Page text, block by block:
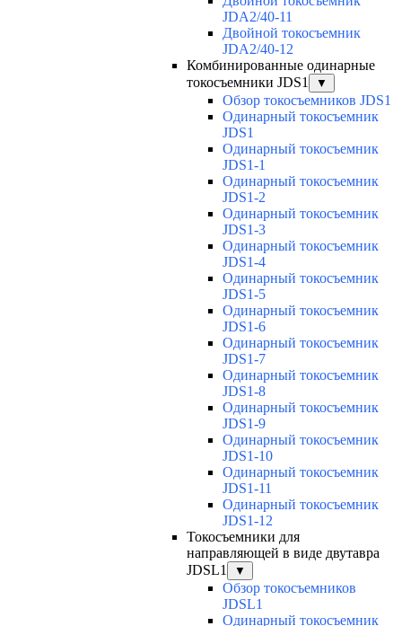
JDA2/40-11
Двойной токосъемник
JDA2/40-12
Комбинированные одинарные
токосъемники JDS1
▼
Обзор токосъемников JDS1
Одинарный токосъемник
JDS1
Одинарный токосъемник
JDS1-1
Одинарный токосъемник
JDS1-2
Одинарный токосъемник
JDS1-3
Одинарный токосъемник
JDS1-4
Одинарный токосъемник
JDS1-5
Одинарный токосъемник
JDS1-6
Одинарный токосъемник
JDS1-7
Одинарный токосъемник
JDS1-8
Одинарный токосъемник
JDS1-9
Одинарный токосъемник
JDS1-10
Одинарный токосъемник
JDS1-11
Одинарный токосъемник
JDS1-12
Токосъемники для
направляющей в виде двутавра
JDSL1
▼
Обзор токосъемников
JDSL1
Одинарный токосъемник